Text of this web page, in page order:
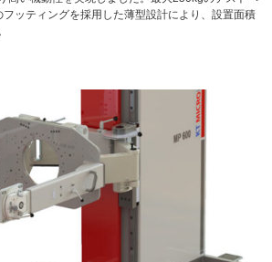
ッティングを採用した薄型設計により、設置面積